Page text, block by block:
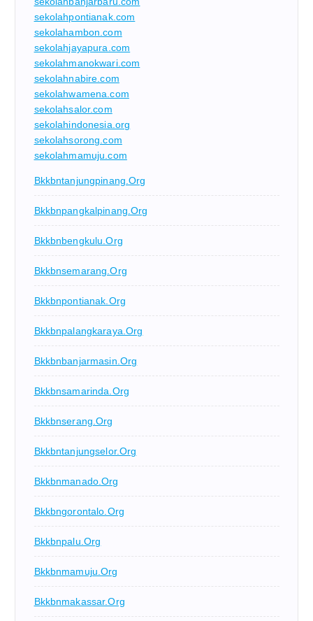
sekolahpontianak.com
sekolahambon.com
sekolahjayapura.com
sekolahmanokwari.com
sekolahnabire.com
sekolahwamena.com
sekolahsalor.com
sekolahindonesia.org
sekolahsorong.com
sekolahmamuju.com
Bkkbntanjungpinang.org
Bkkbnpangkalpinang.org
Bkkbnbengkulu.org
Bkkbnsemarang.org
Bkkbnpontianak.org
Bkkbnpalangkaraya.org
Bkkbnbanjarmasin.org
Bkkbnsamarinda.org
Bkkbnserang.org
Bkkbntanjungselor.org
Bkkbnmanado.org
Bkkbngorontalo.org
Bkkbnpalu.org
Bkkbnmamuju.org
Bkkbnmakassar.org